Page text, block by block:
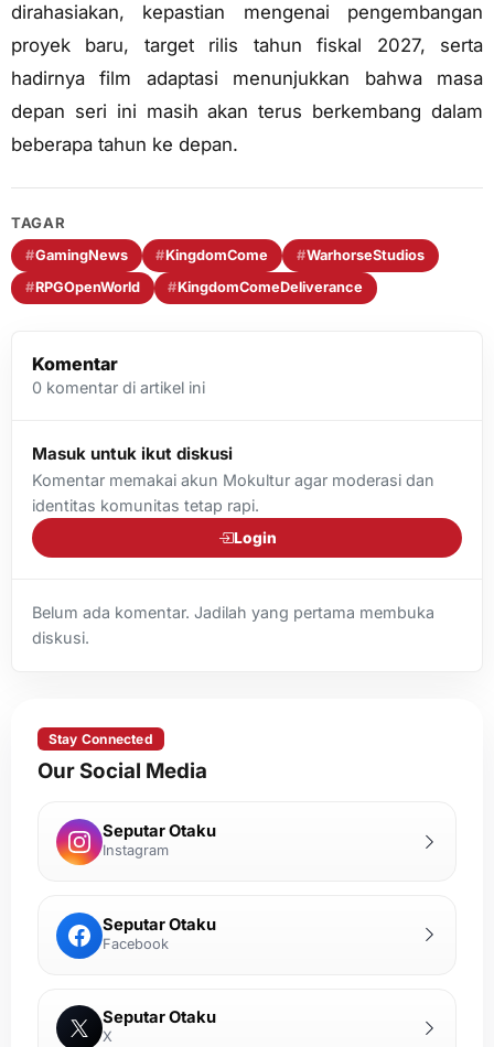
dirahasiakan, kepastian mengenai pengembangan
proyek baru, target rilis tahun fiskal 2027, serta
hadirnya film adaptasi menunjukkan bahwa masa
depan seri ini masih akan terus berkembang dalam
beberapa tahun ke depan.
TAGAR
#GamingNews #KingdomCome #WarhorseStudios
#RPGOpenWorld #KingdomComeDeliverance
Komentar
0 komentar di artikel ini
Masuk untuk ikut diskusi
Komentar memakai akun Mokultur agar moderasi dan
identitas komunitas tetap rapi.
Login
Belum ada komentar. Jadilah yang pertama membuka
diskusi.
Stay Connected
Our Social Media
Seputar Otaku
Instagram
Seputar Otaku
Facebook
Seputar Otaku
X